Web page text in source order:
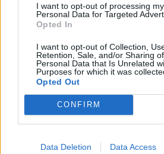
I want to opt-out of processing my
Personal Data for Targeted
Opted In
I want to opt-out of Collection,
Retention, Sale, and/or Sharing
Personal Data that Is Unrelated
Purposes for which it was
Opted Out
CONFIRM
Data Deletion Data Access